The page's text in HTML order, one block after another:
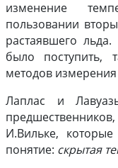
изменение
пользовании
растаявшего
было поступить,
методов
Лаплас и
И.Вильке,
понятие: скрытая